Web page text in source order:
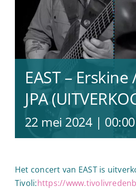
EAST –
JPA
22 mei 2024 | 00:00
Het concert van EAST is
Tivoli:https://